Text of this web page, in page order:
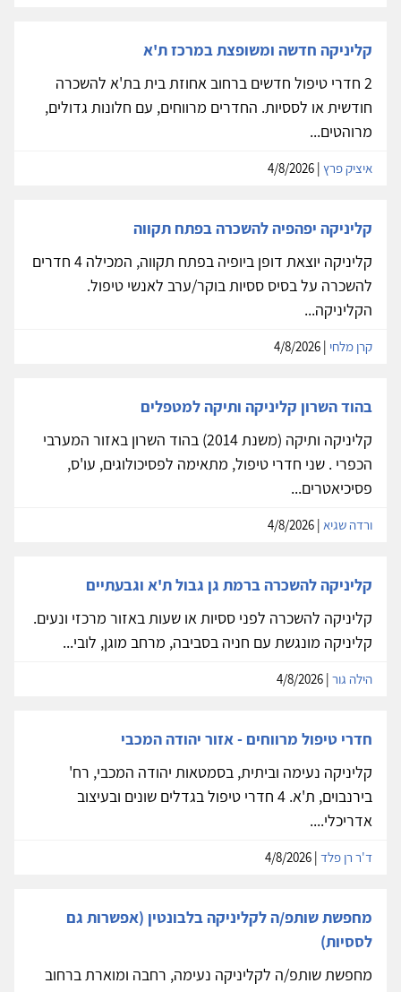
קליניקה חדשה ומשופצת במרכז ת'א
2 חדרי טיפול חדשים ברחוב אחוזת בית בת'א להשכרה
חודשית או לססיות. החדרים מרווחים, עם חלונות גדולים,
מרוהטים...
איציק פרץ
קליניקה יפהפיה להשכרה בפתח תקווה
קליניקה יוצאת דופן ביופיה בפתח תקווה, המכילה 4 חדרים
להשכרה על בסיס ססיות בוקר/ערב לאנשי טיפול.
הקליניקה...
קרן מלחי
בהוד השרון קליניקה ותיקה למטפלים
קליניקה ותיקה (משנת 2014) בהוד השרון באזור המערבי
הכפרי . שני חדרי טיפול, מתאימה לפסיכולוגים, עו'ס,
פסיכיאטרים...
ורדה שגיא
קליניקה להשכרה ברמת גן גבול ת'א וגבעתיים
קליניקה להשכרה לפני ססיות או שעות באזור מרכזי ונעים.
קליניקה מונגשת עם חניה בסביבה, מרחב מוגן, לובי...
הילה גור
חדרי טיפול מרווחים - אזור יהודה המכבי
קליניקה נעימה וביתית, בסמטאות יהודה המכבי, רח'
בירנבוים, ת'א. 4 חדרי טיפול בגדלים שונים ובעיצוב
אדריכלי....
ד'ר רן פלד
מחפשת שותפ/ה לקליניקה בלבונטין (אפשרות גם
לססיות)
מחפשת שותפ/ה לקליניקה נעימה, רחבה ומוארת ברחוב